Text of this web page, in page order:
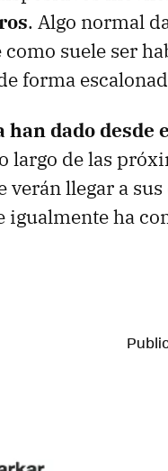
. Algo normal
suele ser
forma
han dado desde
largo de las
verán llegar a
igualmente ha